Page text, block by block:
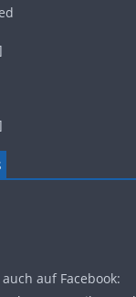
auf Facebook: